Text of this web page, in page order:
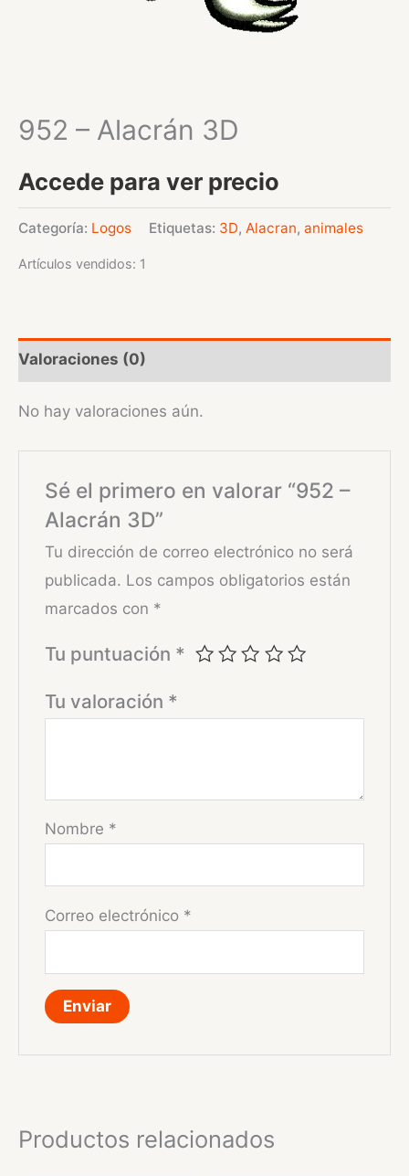
952 – Alacrán 3D
Accede para ver precio
Categoría: Logos Etiquetas: 3D, Alacran, animales
Artículos vendidos: 1
Valoraciones (0)
No hay valoraciones aún.
Sé el primero en valorar “952 –
Alacrán 3D”
Tu dirección de correo electrónico no será
publicada. Los campos obligatorios están
marcados con *
Tu puntuación *
Tu valoración *
Nombre *
Correo electrónico *
Productos relacionados